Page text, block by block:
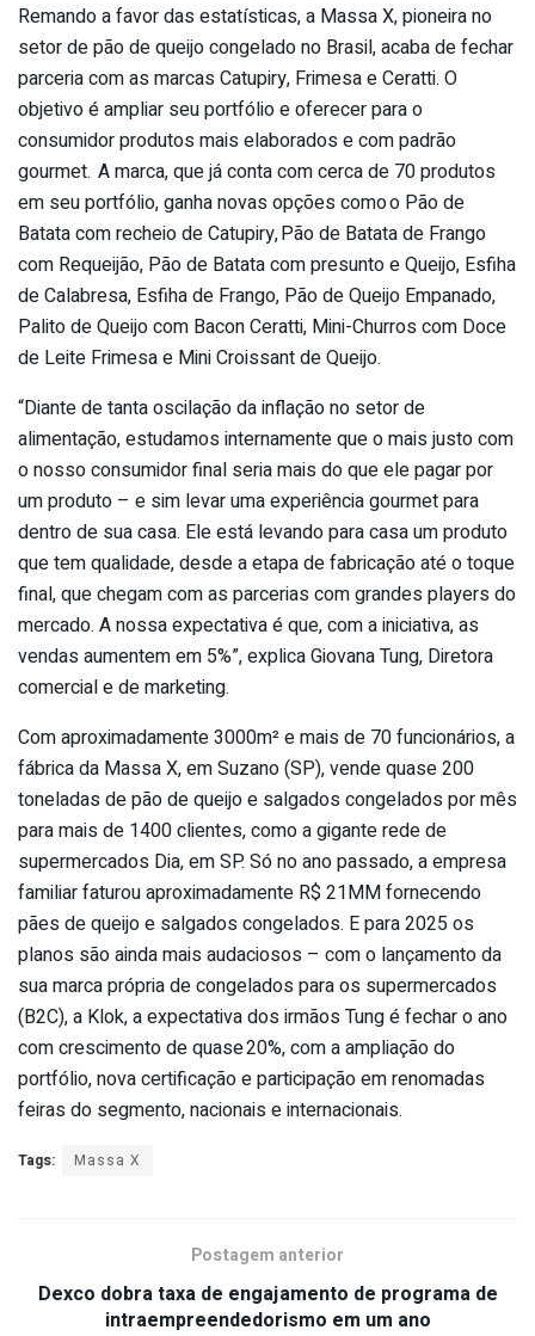
Remando a favor das estatísticas, a Massa X, pioneira no
setor de pão de queijo congelado no Brasil, acaba de fechar
parceria com as marcas Catupiry, Frimesa e Ceratti. O
objetivo é ampliar seu portfólio e oferecer para o
consumidor produtos mais elaborados e com padrão
gourmet. A marca, que já conta com cerca de 70 produtos
em seu portfólio, ganha novas opções como o Pão de
Batata com recheio de Catupiry, Pão de Batata de Frango
com Requeijão, Pão de Batata com presunto e Queijo, Esfiha
de Calabresa, Esfiha de Frango, Pão de Queijo Empanado,
Palito de Queijo com Bacon Ceratti, Mini-Churros com Doce
de Leite Frimesa e Mini Croissant de Queijo.
“Diante de tanta oscilação da inflação no setor de
alimentação, estudamos internamente que o mais justo com
o nosso consumidor final seria mais do que ele pagar por
um produto – e sim levar uma experiência gourmet para
dentro de sua casa. Ele está levando para casa um produto
que tem qualidade, desde a etapa de fabricação até o toque
final, que chegam com as parcerias com grandes players do
mercado. A nossa expectativa é que, com a iniciativa, as
vendas aumentem em 5%”, explica Giovana Tung, Diretora
comercial e de marketing.
Com aproximadamente 3000m² e mais de 70 funcionários, a
fábrica da Massa X, em Suzano (SP), vende quase 200
toneladas de pão de queijo e salgados congelados por mês
para mais de 1400 clientes, como a gigante rede de
supermercados Dia, em SP. Só no ano passado, a empresa
familiar faturou aproximadamente R$ 21MM fornecendo
pães de queijo e salgados congelados. E para 2025 os
planos são ainda mais audaciosos – com o lançamento da
sua marca própria de congelados para os supermercados
(B2C), a Klok, a expectativa dos irmãos Tung é fechar o ano
com crescimento de quase 20%, com a ampliação do
portfólio, nova certificação e participação em renomadas
feiras do segmento, nacionais e internacionais.
Tags: Massa X
Postagem anterior
Dexco dobra taxa de engajamento de programa de
intraempreendedorismo em um ano